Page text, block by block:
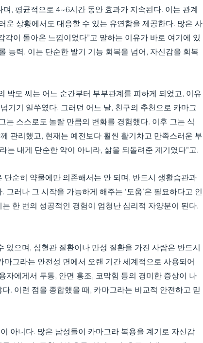
, 평균적으로 4~6시간 동안 효과가 지속된다. 이는 관계
운 상황에서도 대응할 수 있는 유연함을 제공한다. 많은 사
이 돌아온 느낌이었다”고 말하는 이유가 바로 여기에 있
능력. 이는 단순한 발기 기능 회복을 넘어, 자신감을 회복
박모 씨는 어느 순간부터 부부관계를 피하게 되었고, 이유
기기 일쑤였다. 그러던 어느 날, 친구의 추천으로 카마그
는 스스로도 놀랄 만큼의 변화를 경험했다. 이후 그는 식
관리했고, 현재는 예전보다 훨씬 활기차고 만족스러운 부
는 내게 단순한 약이 아니라, 삶을 되돌려준 계기였다”고.
순히 약물에만 의존해서는 안 되며, 반드시 생활습관과
러나 그 시작을 가능하게 해주는 ‘도움’은 필요하다고 인
한 번의 성공적인 경험이 엄청난 심리적 자양분이 된다.
있으며, 심혈관 질환이나 만성 질환을 가진 사람은 반드시
그라는 안전성 면에서 오랜 기간 세계적으로 사용되어
자에게서 두통, 안면 홍조, 코막힘 등의 경미한 증상이 나
. 이런 점을 종합했을 때, 카마그라는 비교적 안전하고 믿
아니다. 많은 남성들이 카마그라 복용을 계기로 자신감